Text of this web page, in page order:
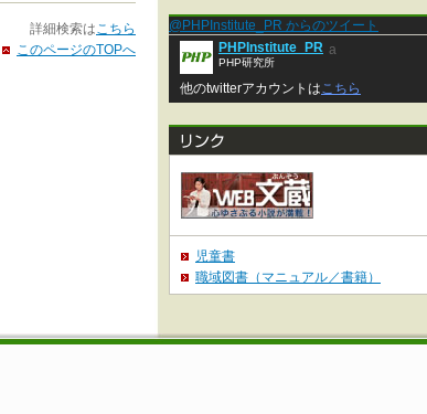
詳細検索はこちら
このページのTOPへ
@PHPInstitute_PR からのツイート
PHPInstitute_PR
PHP研究所
a
他のtwitterアカウントはこちら
児童書
職域図書（マニュアル／書籍）